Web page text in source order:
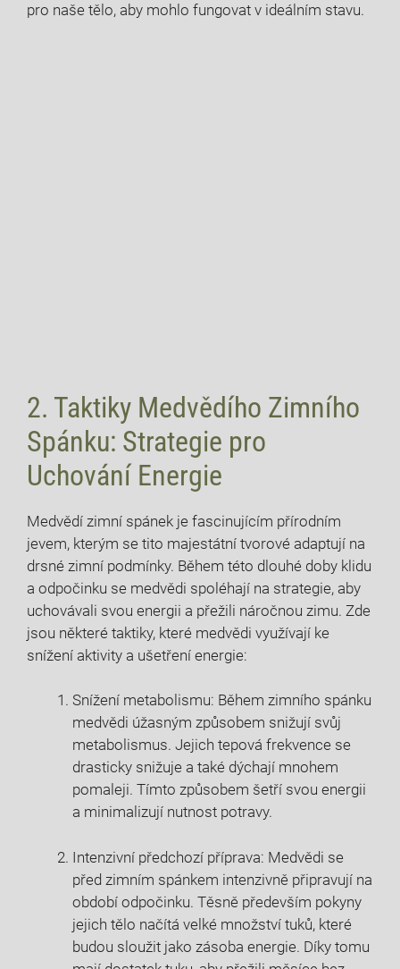
pro naše tělo, aby mohlo fungovat v ideálním stavu.
2. Taktiky Medvědího Zimního
Spánku: Strategie pro
Uchování Energie
Medvědí zimní spánek je fascinujícím přírodním
jevem, kterým se tito majestátní tvorové adaptují na
drsné zimní podmínky. Během této dlouhé doby klidu
a odpočinku se medvědi spoléhají⁣ na strategie, aby‌
uchovávali svou energii a přežili náročnou zimu. Zde
jsou některé taktiky, které medvědi využívají ke
snížení⁣ aktivity a ušetření energie:
Snížení ‍metabolismu: Během zimního spánku
medvědi úžasným způsobem ⁤snižují svůj
metabolismus. Jejich ⁢tepová frekvence se
drasticky snižuje a také dýchají mnohem
pomaleji. Tímto způsobem šetří svou ⁢energii
a minimalizují nutnost potravy.
Intenzivní ​předchozí příprava: Medvědi se‍
před ⁣zimním spánkem intenzivně připravují na
období odpočinku. Těsně především pokyny
jejich tělo načítá⁢ velké množství tuků, které
budou sloužit jako zásoba energie. Díky tomu